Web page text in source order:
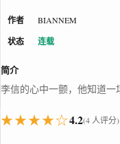
作者 BIANNEM
状态 连载
简介
李信的心中一颤，他知道
★★★★☆4.2(4 人评分)